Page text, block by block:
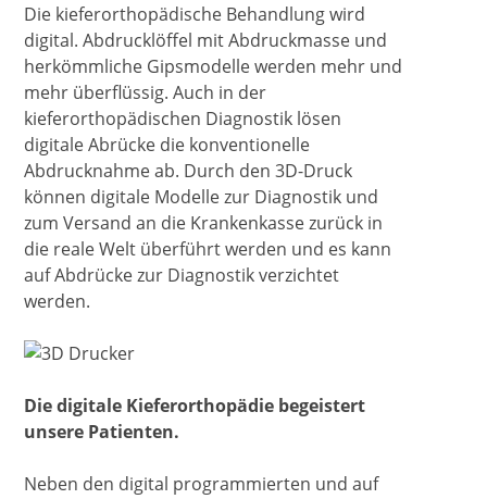
Die kieferorthopädische Behandlung wird
digital. Abdrucklöffel mit Abdruckmasse und
herkömmliche Gipsmodelle werden mehr und
mehr überflüssig. Auch in der
kieferorthopädischen Diagnostik lösen
digitale Abrücke die konventionelle
Abdrucknahme ab. Durch den 3D-Druck
können digitale Modelle zur Diagnostik und
zum Versand an die Krankenkasse zurück in
die reale Welt überführt werden und es kann
auf Abdrücke zur Diagnostik verzichtet
werden.
Die digitale Kieferorthopädie begeistert
unsere Patienten.
Neben den digital programmierten und auf